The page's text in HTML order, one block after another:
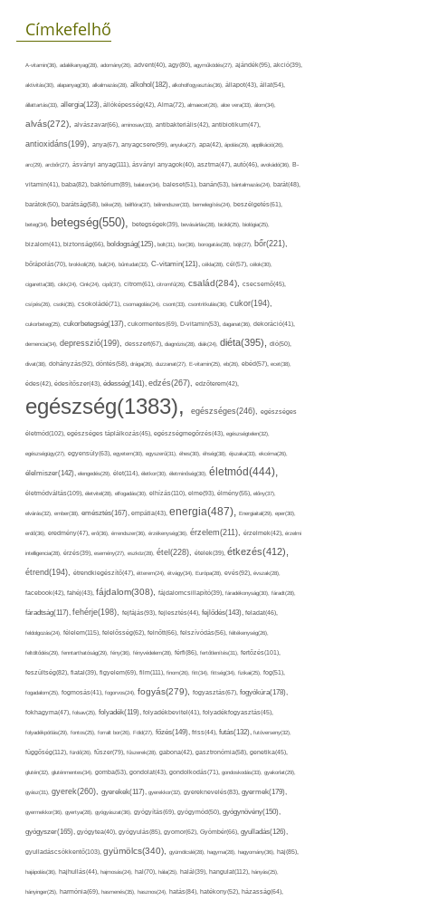
Címkefelhő
A-vitamin(36), adalékanyag(28), adomány(26), advent(40), agy(80), agyműködés(27), ajándék(95), akció(39),
aktivitás(30), alapanyag(30), alkalmazás(28), alkohol(182), alkoholfogyasztás(36), állapot(43), állat(54),
állattartás(33), allergia(123), állóképesség(42), Alma(72), almaecet(26), aloe vera(33), álom(34),
alvás(272), alvászavar(66), aminosav(33), antibakteriális(42), antibiotikum(47),
antioxidáns(199), anya(67), anyagcsere(99), anyuka(27), apa(42), ápolás(29), applikáció(26),
arc(29), arcbőr(27), ásványi anyag(111), ásványi anyagok(40), asztma(47), autó(46), avokádó(36), B-
vitamin(41), baba(82), baktérium(89), balaton(34), baleset(51), banán(53), bántalmazás(24), barát(48),
barátok(50), barátság(58), béke(29), bélflóra(37), bélrendszer(33), bemelegítés(24), beszélgetés(61),
beteg(34), betegség(550), betegségek(39), bevásárlás(28), bicikli(25), biológia(25),
bizalom(41), biztonság(66), boldogság(125), bolt(31), bor(36), borogatás(28), böjt(27), bőr(221),
bőrápolás(70), brokkoli(29), buli(24), bűntudat(32), C-vitamin(121), cékla(28), cél(57), célok(30),
cigaretta(38), cikk(24), Cink(24), cipő(37), citrom(61), citromfű(26), család(284), csecsemő(45),
csípés(26), csoki(35), csokoládé(71), csomagolás(24), csont(33), csontritkulás(36), cukor(194),
cukorbeteg(25), cukorbetegség(137), cukormentes(69), D-vitamin(53), daganat(36), dekoráció(41),
demencia(34), depresszió(199), desszert(67), diagnózis(28), diák(24), diéta(395), dió(50),
divat(38), dohányzás(92), döntés(58), drága(26), duzzanat(27), E-vitamin(25), eb(26), ebéd(57), ecet(38),
édes(42), édesítőszer(43), édesség(141), edzés(267), edzőterem(42),
egészség(1383), egészséges(246), egészséges
életmód(102), egészséges táplálkozás(45), egészségmegőrzés(43), egészségtelen(32),
egészségügy(27), egyensúly(63), egyetem(30), egyszerű(31), éhes(30), éhség(38), éjszaka(33), ekcéma(26),
élelmiszer(142), elengedés(29), élet(114), életkor(30), életminőség(30), életmód(444),
életmódváltás(109), életvitel(28), elfogadás(30), elhízás(110), elme(93), élmény(55), előny(37),
elvárás(32), ember(38), emésztés(167), empátia(43), energia(487), Energiaital(29), eper(30),
erdő(36), eredmény(47), erő(36), érrendszer(36), érzékenység(36), érzelem(211), érzelmek(42), érzelmi
intelligencia(28), érzés(39), esemény(27), eszköz(28), étel(228), ételek(39), étkezés(412),
étrend(194), étrendkiegészítő(47), étterem(24), étvágy(34), Európa(28), evés(92), évszak(28),
facebook(42), fahéj(43), fájdalom(308), fájdalomcsillapító(39), fáradékonyság(30), fáradt(28),
fáradtság(117), fehérje(198), fejfájás(93), fejlesztés(44), fejlődés(143), feladat(46),
feldolgozás(24), félelem(115), felelősség(62), felnőtt(66), felszívódás(56), féltékenység(26),
feltöltődés(29), fenntarthatóság(29), fény(36), fényvédelem(28), férfi(86), fertőtlenítés(31), fertőzés(101),
feszültség(82), fiatal(39), figyelem(69), film(111), finom(26), fitt(34), fittség(34), fizikai(25), fog(51),
fogadalom(25), fogmosás(41), fogorvos(24), fogyás(279), fogyasztás(67), fogyókúra(178),
fokhagyma(47), folsav(25), folyadék(119), folyadékbevitel(41), folyadékfogyasztás(45),
folyadékpótlás(29), fontos(25), forralt bor(26), Föld(27), főzés(149), friss(44), futás(132), futóverseny(32),
függőség(112), fürdő(26), fűszer(79), fűszerek(28), gabona(42), gasztronómia(58), genetika(45),
glutén(32), gluténmentes(34), gomba(53), gondolat(43), gondolkodás(71), gondoskodás(33), gyakorlat(29),
gyász(31), gyerek(260), gyerekek(117), gyerekkor(32), gyereknevelés(83), gyermek(179),
gyermekkor(36), gyertya(28), gyógyászat(36), gyógyítás(69), gyógymód(50), gyógynövény(150),
gyógyszer(165), gyógytea(40), gyógyulás(85), gyomor(62), Gyömbér(66), gyulladás(126),
gyulladáscsökkentő(103), gyümölcs(340), gyümölcslé(28), hagyma(28), hagyomány(36), haj(85),
hajápolás(36), hajhullás(44), hajmosás(24), hal(70), hála(25), halál(39), hangulat(112), hányás(25),
hányinger(25), harmónia(69), hasmenés(35), hasznos(24), hatás(84), hatékony(52), házasság(64),